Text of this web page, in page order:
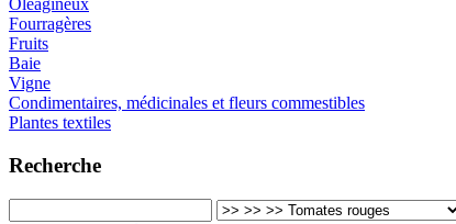
Oléagineux
Fourragères
Fruits
Baie
Vigne
Condimentaires, médicinales et fleurs commestibles
Plantes textiles
Recherche